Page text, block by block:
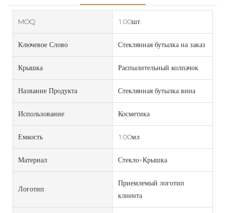
MOQ 100шт.
Ключевое Слово Стеклянная бутылка на заказ
Крышка Распылительный колпачок
Название Продукта Стеклянная бутылка вина
Использование Косметика
Емкость 100мл
Материал Стекло+Крышка
Логотип
Приемлемый логотип
клиента